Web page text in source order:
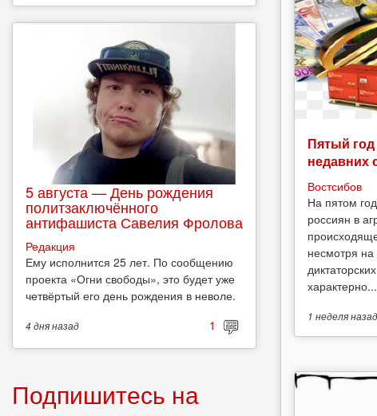
Пятый
недавних
Востсибов
На пятом
россиян в
несмотря на
характерно...
1 неделяназад
5 августа — День рождения
политзаключённого
антифашиста Савелия Фролова
Редакция
Ему исполнится 25 лет. По сообщению
проекта «Огни свободы», это будет уже
четвёртый его день рождения в неволе.
4 дняназад 1
Подпишитесь на